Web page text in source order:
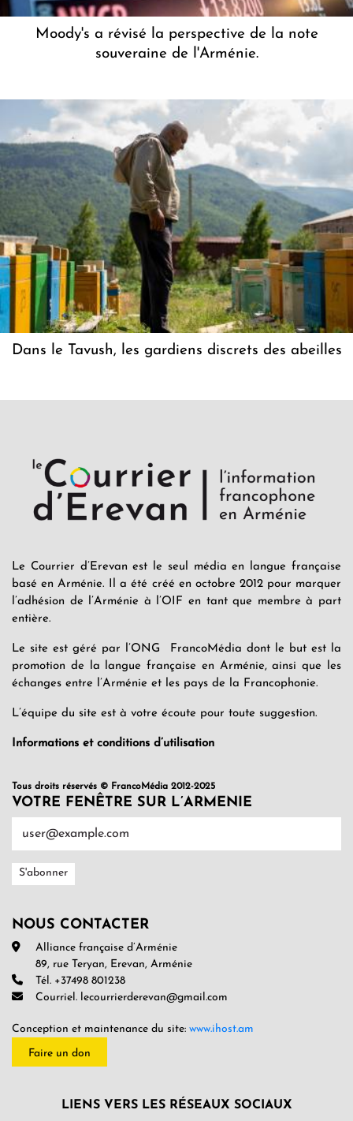
Moody's a révisé la perspective de la note
souveraine de l'Arménie.
Dans le Tavush, les gardiens discrets des abeilles
Le Courrier d’Erevan est le seul média en langue française
basé en Arménie. Il a été créé en octobre 2012 pour marquer
l’adhésion de l’Arménie à l’OIF en tant que membre à part
entière.
Le site est géré par l’ONG FrancoMédia dont le but est la
promotion de la langue française en Arménie, ainsi que les
échanges entre l’Arménie et les pays de la Francophonie.
L’équipe du site est à votre écoute pour toute suggestion.
Informations et conditions d’utilisation
Tous droits réservés © FrancoMédia 2012-2025
VOTRE FENÊTRE SUR L’ARMENIE
NOUS CONTACTER
Alliance française d’Arménie
89, rue Teryan, Erevan, Arménie
Tél. +37498 801238
Courriel. lecourrierderevan@gmail.com
Conception et maintenance du site: www.ihost.am
Faire un don
LIENS VERS LES RÉSEAUX SOCIAUX